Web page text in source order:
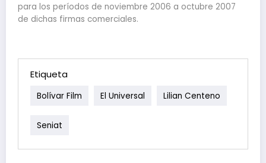
para los períodos de noviembre 2006 a octubre 2007
de dichas firmas comerciales.
Etiqueta
Bolívar Film El Universal Lilian Centeno
Seniat